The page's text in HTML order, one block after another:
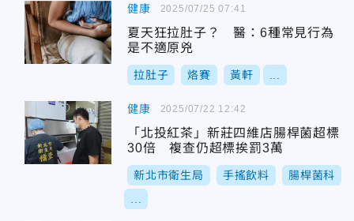
健康
夏天狂拉肚子？ 醫：6種常見行為
是不適原兇
拉肚子 烙賽 黃軒
2025/07/25 07:41
健康
「北投紅茶」新莊四維店腸桿菌超標
30倍 複查仍超標挨罰3萬
新北市衛生局 手搖飲料 腸桿菌科
2025/07/22 12:42